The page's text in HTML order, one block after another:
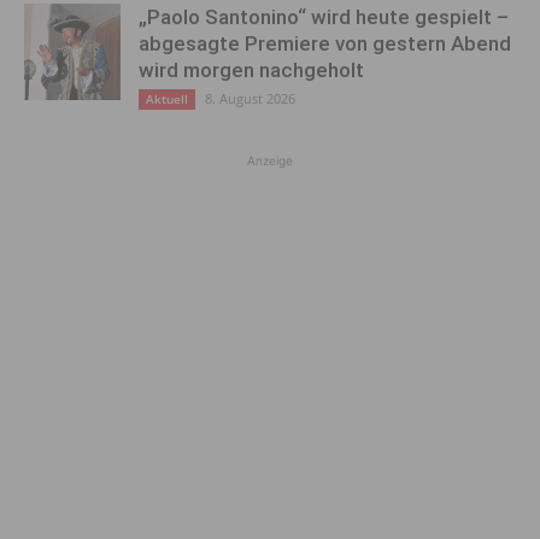
„Paolo Santonino“ wird heute gespielt –
abgesagte Premiere von gestern Abend
wird morgen nachgeholt
Aktuell 8. August 2026
Anzeige